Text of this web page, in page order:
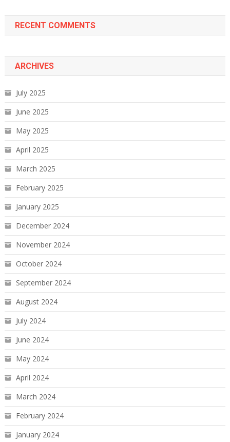
RECENT COMMENTS
ARCHIVES
July 2025
June 2025
May 2025
April 2025
March 2025
February 2025
January 2025
December 2024
November 2024
October 2024
September 2024
August 2024
July 2024
June 2024
May 2024
April 2024
March 2024
February 2024
January 2024